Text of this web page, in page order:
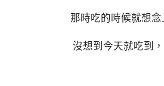
那時吃的時候就想念
沒想到今天就吃到，